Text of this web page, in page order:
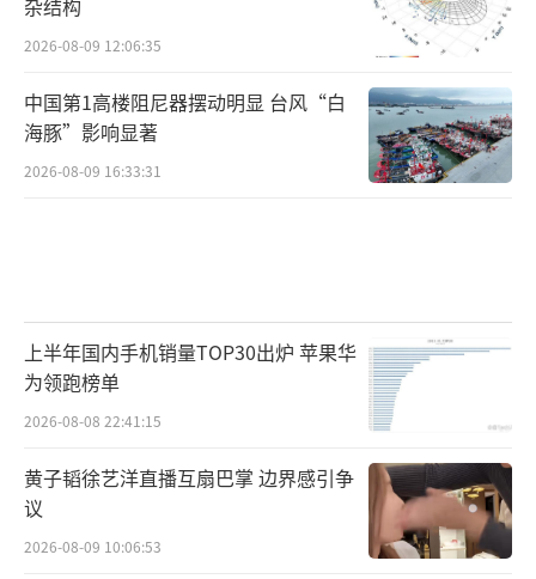
杂结构
2026-08-09 12:06:35
中国第1高楼阻尼器摆动明显 台风“白
海豚”影响显著
2026-08-09 16:33:31
上半年国内手机销量TOP30出炉 苹果华
为领跑榜单
2026-08-08 22:41:15
黄子韬徐艺洋直播互扇巴掌 边界感引争
议
2026-08-09 10:06:53